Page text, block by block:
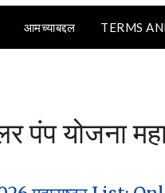
आमच्याबद्दल TERMS
पंप योजना